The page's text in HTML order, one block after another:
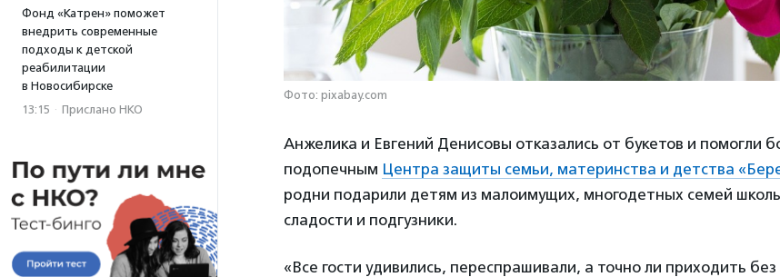
Фонд «Катрен» поможет
внедрить современные
подходы к детской
реабилитации
в Новосибирске
13:15 · Прислано НКО
Фото: pixabay.com
Анжелика и Евгений Денисовы отказались от букетов и помогли
подопечным Центра защиты семьи, материнства и детства
родни подарили детям из малоимущих, многодетных семей
сладости и подгузники.
«Все гости удивились, переспрашивали, а точно ли приходить без